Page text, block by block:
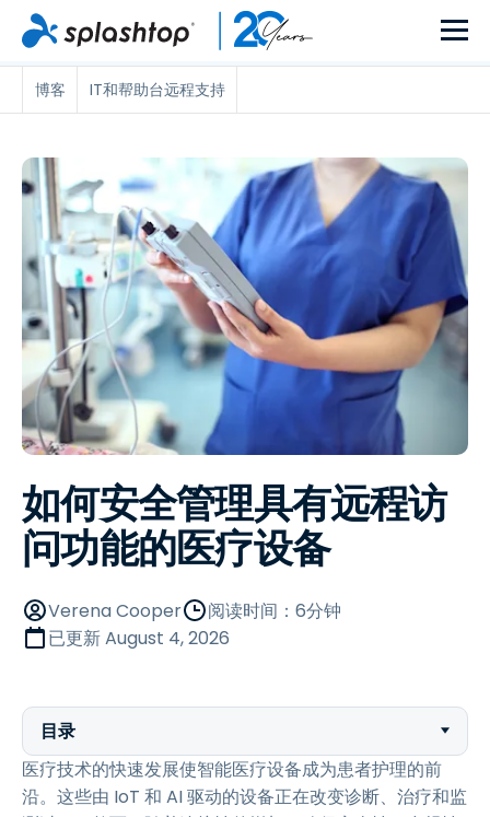
博客 IT和帮助台远程支持
如何安全管理具有远程访
问功能的医疗设备
Verena Cooper
阅读时间：6分钟
已更新August 4, 2026
目录
医疗技术的快速发展使智能医疗设备成为患者护理的前
沿。这些由 IoT 和 AI 驱动的设备正在改变诊断、治疗和监